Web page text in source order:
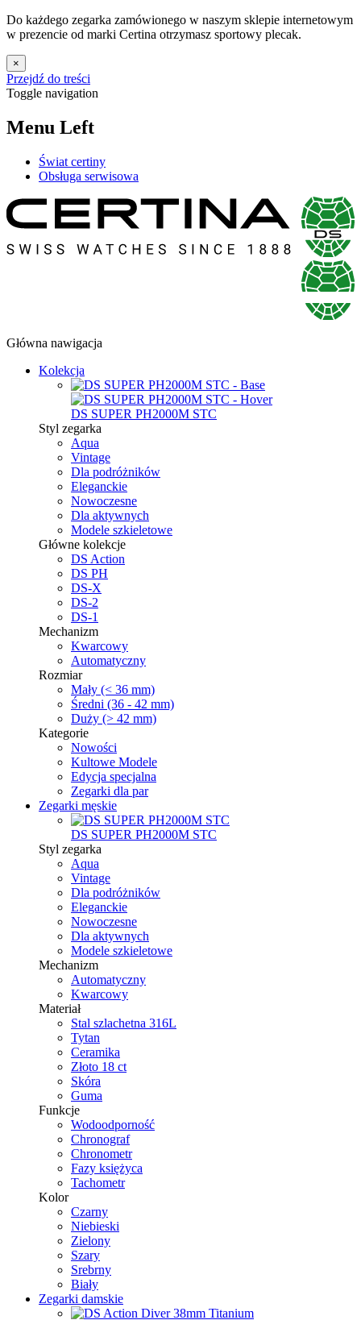
Do każdego zegarka zamówionego w naszym sklepie internetowym
w prezencie od marki Certina otrzymasz sportowy plecak.
×
Przejdź do treści
Toggle navigation
Menu Left
Świat certiny
Obsługa serwisowa
Główna nawigacja
Kolekcja
DS SUPER PH2000M STC
Styl zegarka
Aqua
Vintage
Dla podróżników
Eleganckie
Nowoczesne
Dla aktywnych
Modele szkieletowe
Główne kolekcje
DS Action
DS PH
DS-X
DS-2
DS-1
Mechanizm
Kwarcowy
Automatyczny
Rozmiar
Mały (< 36 mm)
Średni (36 - 42 mm)
Duży (> 42 mm)
Kategorie
Nowości
Kultowe Modele
Edycja specjalna
Zegarki dla par
Zegarki męskie
DS SUPER PH2000M STC
Styl zegarka
Aqua
Vintage
Dla podróżników
Eleganckie
Nowoczesne
Dla aktywnych
Modele szkieletowe
Mechanizm
Automatyczny
Kwarcowy
Materiał
Stal szlachetna 316L
Tytan
Ceramika
Złoto 18 ct
Skóra
Guma
Funkcje
Wodoodporność
Chronograf
Chronometr
Fazy księżyca
Tachometr
Kolor
Czarny
Niebieski
Zielony
Szary
Srebrny
Biały
Zegarki damskie